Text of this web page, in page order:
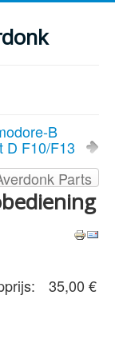
B
D F10/F13
Parts
35,00 €